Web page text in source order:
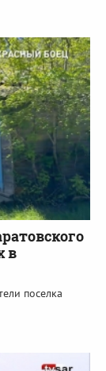
в
поселка